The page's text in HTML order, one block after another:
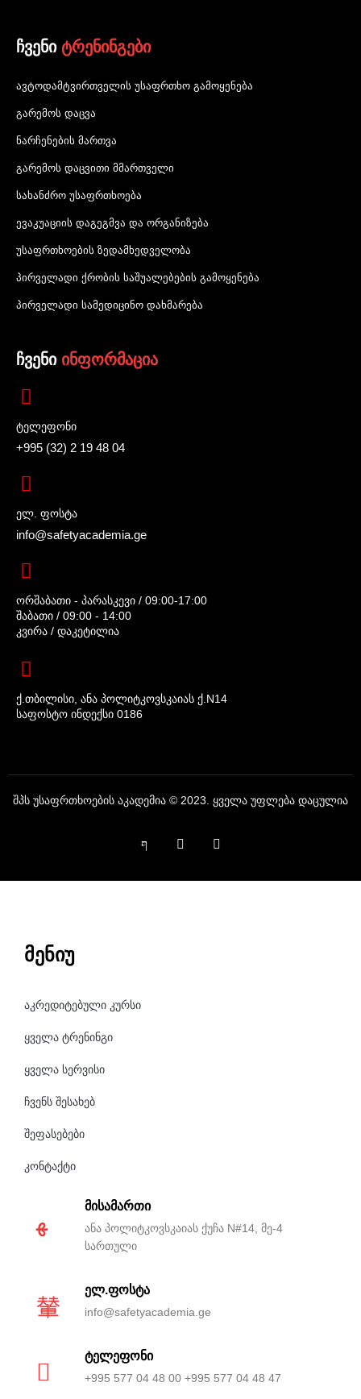
ჩვენი ტრენინგები
ავტოდამტვირთველის უსაფრთხო გამოყენება
გარემოს დაცვა
ნარჩენების მართვა
გარემოს დაცვითი მმართველი
სახანძრო უსაფრთხოება
ევაკუაციის დაგეგმვა და ორგანიზება
უსაფრთხოების ზედამხედველობა
პირველადი ქრობის საშუალებების გამოყენება
პირველადი სამედიცინო დახმარება
ჩვენი ინფორმაცია
ტელეფონი
+995 (32) 2 19 48 04
ელ. ფოსტა
info@safetyacademia.ge
ორშაბათი - პარასკევი / 09:00-17:00
შაბათი / 09:00 - 14:00
კვირა / დაკეტილია
ქ.თბილისი, ანა პოლიტკოვსკაიას ქ.N14
საფოსტო ინდექსი 0186
შპს უსაფრთხოების აკადემია © 2023. ყველა უფლება დაცულია
მენიუ
აკრედიტებული კურსი
ყველა ტრენინგი
ყველა სერვისი
ჩვენს შესახებ
შეფასებები
კონტაქტი
მისამართი
ანა პოლიტკოვსკაიას ქუჩა N#14, მე-4
სართული
ელ.ფოსტა
info@safetyacademia.ge
ტელეფონი
+995 577 04 48 00 +995 577 04 48 47